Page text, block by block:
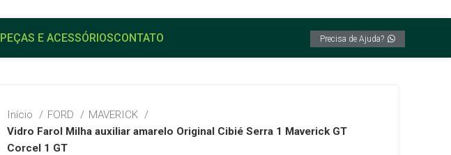
PEÇAS E ACESSÓRIOSCONTATO Precisa de Ajuda?
Início FORD
MAVERICK
Vidro Farol Milha auxiliar amarelo Original Cibié Serra 1 Maverick GT
Corcel 1 GT